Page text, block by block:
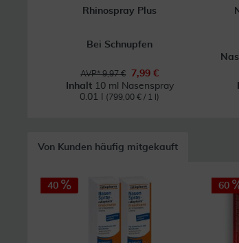
Rhinospray Plus
Bei Schnupfen
AVP* 9,97 €
7,99 €
Inhalt 10 ml Nasenspray
0.01 l
(799,00 € / 1 l)
Von Kunden häufig mitgekauft
40 60